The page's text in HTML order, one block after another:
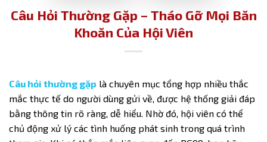
Câu Hỏi Thường Gặp – Tháo Gỡ Mọi Băn
Khoăn Của Hội Viên
Câu hỏi thường gặp là chuyên mục tổng hợp nhiều thắc
mắc thực tế do người dùng gửi về, được hệ thống giải đáp
bằng thông tin rõ ràng, dễ hiểu. Nhờ đó, hội viên có thể
chủ động xử lý các tình huống phát sinh trong quá trình